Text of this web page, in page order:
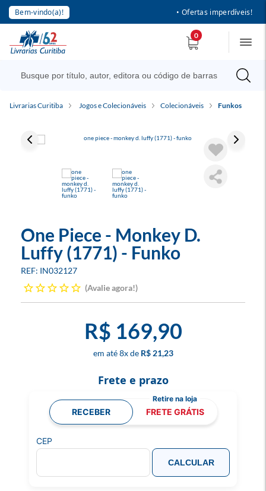
Bem-vindo(a)! • Ofertas imperdíveis!
0
Livrarias Curitiba Jogos e Colecionáveis Colecionáveis Funkos
One Piece - Monkey D.
Luffy (1771) - Funko
IN032127
Avalie agora!
R$ 169,90
8x R$ 21,23
Frete e prazo
RECEBER FRETE GRÁTIS
CEP
CALCULAR